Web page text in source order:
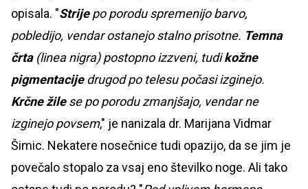
opisala. "Strijepo porodu spremenijo barvo,
pobledijo, vendar ostanejo stalno prisotne. Temna
črta(linea nigra) postopno izzveni, tudikožne
pigmentacijedrugod po telesu počasi izginejo.
Krčne žilese po porodu zmanjšajo, vendar ne
izginejo povsem," je nanizala dr. Marijana Vidmar
Šimic. Nekatere nosečnice tudi opazijo, da se jim je
povečalo stopalo za vsaj eno številko noge. Ali tako